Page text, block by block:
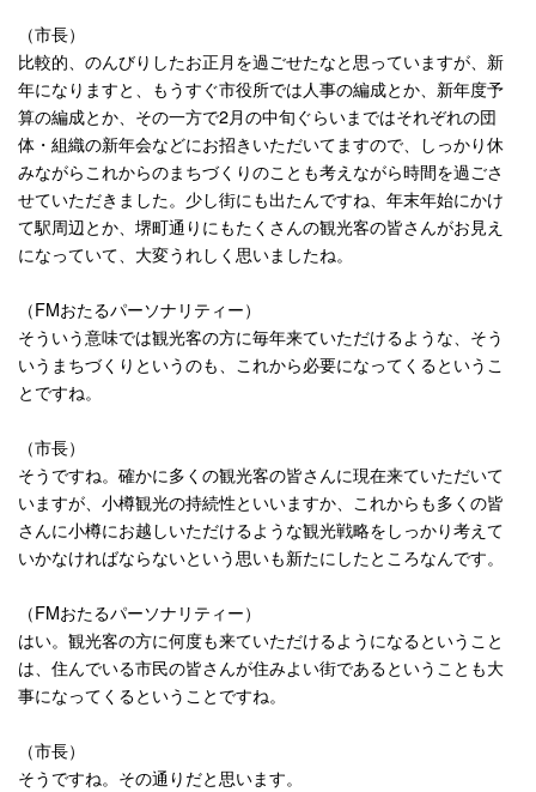
（市長）
比較的、のんびりしたお正月を過ごせたなと思っていますが、新
年になりますと、もうすぐ市役所では人事の編成とか、新年度予
算の編成とか、その一方で2月の中旬ぐらいまではそれぞれの団
体・組織の新年会などにお招きいただいてますので、しっかり休
みながらこれからのまちづくりのことも考えながら時間を過ごさ
せていただきました。少し街にも出たんですね、年末年始にかけ
て駅周辺とか、堺町通りにもたくさんの観光客の皆さんがお見え
になっていて、大変うれしく思いましたね。
（FMおたるパーソナリティー）
そういう意味では観光客の方に毎年来ていただけるような、そう
いうまちづくりというのも、これから必要になってくるというこ
とですね。
（市長）
そうですね。確かに多くの観光客の皆さんに現在来ていただいて
いますが、小樽観光の持続性といいますか、これからも多くの皆
さんに小樽にお越しいただけるような観光戦略をしっかり考えて
いかなければならないという思いも新たにしたところなんです。
（FMおたるパーソナリティー）
はい。観光客の方に何度も来ていただけるようになるということ
は、住んでいる市民の皆さんが住みよい街であるということも大
事になってくるということですね。
（市長）
そうですね。その通りだと思います。